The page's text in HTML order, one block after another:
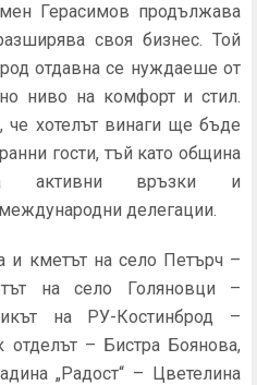
Герасимов продължава
своя бизнес. Той
отдавна се нуждаеше от
ниво на комфорт и стил.
че хотелът винаги ще бъде
гости, тъй като община
активни връзки и
делегации.
и кметът на село Петърч –
на село Голяновци –
на РУ-Костинброд –
отделът – Бистра Боянова,
„Радост“ – Цветелина